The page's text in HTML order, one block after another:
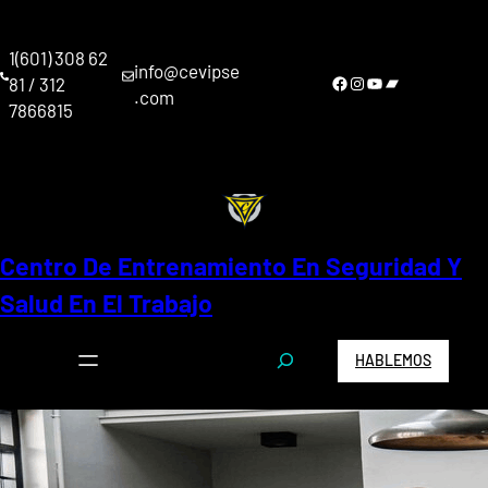
contenido
1(601) 308 62
81 / 312
7866815
info@cevipse
.com
Facebook Instagram YouTube Bandcamp
Centro De Entrenamiento En Seguridad Y
Salud En El Trabajo
S
e
r
c
HABLEMOS